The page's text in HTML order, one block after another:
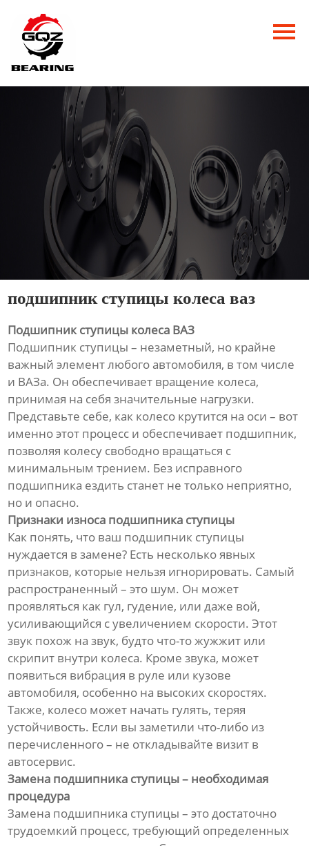
Главная
Продукция
Новости
Контакты
подшипник ступицы колеса ваз
Подшипник ступицы колеса ВАЗ
Подшипник ступицы – незаметный, но крайне
важный элемент любого автомобиля, в том числе
и ВАЗа. Он обеспечивает вращение колеса,
принимая на себя значительные нагрузки.
Представьте себе, как колесо крутится на оси – вот
именно этот процесс и обеспечивает подшипник,
позволяя колесу свободно вращаться с
минимальным трением. Без исправного
подшипника ездить станет не только неприятно,
но и опасно.
Признаки износа подшипника ступицы
Как понять, что ваш подшипник ступицы
нуждается в замене? Есть несколько явных
признаков, которые нельзя игнорировать. Самый
распространенный – это шум. Он может
проявляться как гул, гудение, или даже вой,
усиливающийся с увеличением скорости. Этот
звук похож на звук, будто что-то жужжит или
скрипит внутри колеса. Кроме звука, может
появиться вибрация в руле или кузове
автомобиля, особенно на высоких скоростях.
Также, колесо может начать гулять, теряя
устойчивость. Если вы заметили что-либо из
перечисленного – не откладывайте визит в
автосервис.
Замена подшипника ступицы – необходимая
процедура
Замена подшипника ступицы – это достаточно
трудоемкий процесс, требующий определенных